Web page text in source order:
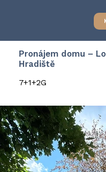
Pronájem domu –
Hradiště
7+1+2G